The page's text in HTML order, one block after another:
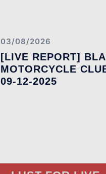
03/08/2026
[LIVE REPORT]
MOTORCYCLE
09-12-2025